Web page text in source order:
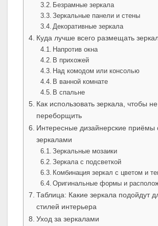
Безрамные зеркала
Зеркальные панели и стены
Декоративные зеркала
Куда лучше всего размещать
Напротив окна
В прихожей
Над комодом или консолью
В ванной комнате
В спальне
Как использовать зеркала, чтобы не
переборщить
Интересные дизайнерские приёмы
зеркалами
Зеркальные мозаики
Зеркала с подсветкой
Комбинация зеркал с цветом и
Оригинальные формы и
Таблица: Какие зеркала подойдут
стилей интерьера
Уход за зеркалами